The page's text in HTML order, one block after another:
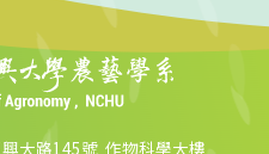
大路145號 作物科學大樓